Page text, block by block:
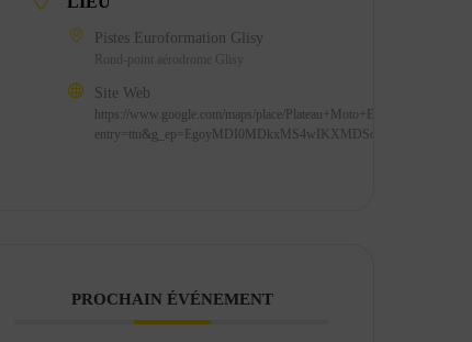
Pistes Euroformation Glisy
Rond-point aérodrome Glisy
Site Web
https://www.google.com/maps/place/
PROCHAIN ÉVÉNEMENT